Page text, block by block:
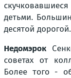
детьми.
десятой дорогой.
Недомэрок
советах от
Более того -